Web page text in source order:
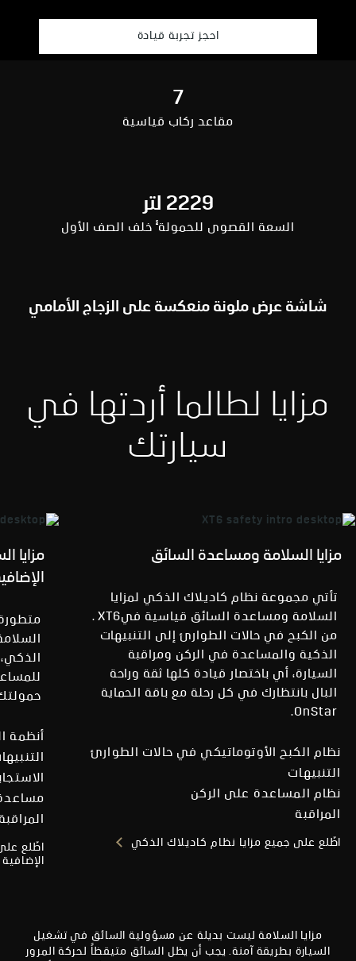
احجز تجربة قيادة
7
مقاعد ركاب قياسية
2229 لتر
السعة القصوى للحمولة§خلف الصف الأول
شاشة عرض ملونة منعكسة على الزجاج الأمامي
مزايا لطالما أردتها في
سيارتك
مزايا السلامة ومساعدة السائق
تأتي مجموعة نظام كاديلاك الذكي لمزايا
السلامة ومساعدة السائق قياسية فيXT6 .
من الكبح في حالات الطوارئ إلى التنبيهات
الذكية والمساعدة في الركن ومراقبة
السيارة، أي باختصار قيادة كلها ثقة وراحة
البال بانتظارك في كل رحلة مع باقة الحماية
OnStar.
نظام الكبح الأوتوماتيكي في حالات الطوارئ
التنبيهات
نظام المساعدة على الركن
المراقبة
اطّلع على جميع مزايا نظام كاديلاك الذكي
مزايا
أنظمة
اطّلع
الإضافية
مزايا السلامة ليست بديلة عن مسؤولية السائق في تشغيل
السيارة بطريقة آمنة. يجب أن يظل السائق متيقظاً لحركة المرور